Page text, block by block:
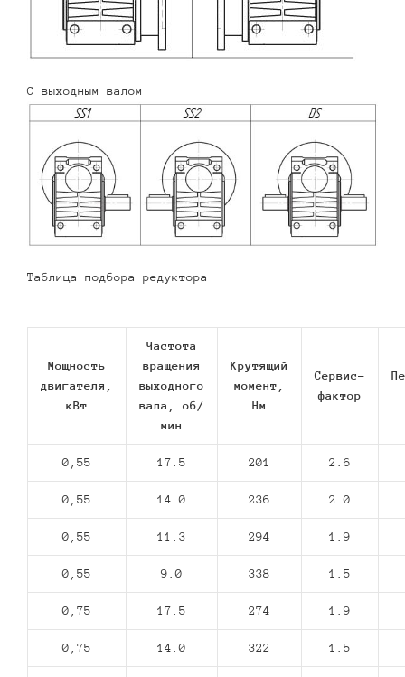
С выходным валом
Таблица подбора редуктора
Мощность
двигателя,
кВт
Частота
вращения
выходного
вала, об/
мин
Крутящий
момент,
Нм
Сервис-
фактор
0,55 17.5 201 2.6
0,55 14.0 236 2.0
0,55 11.3 294 1.9
0,55 9.0 338 1.5
0,75 17.5 274 1.9
0,75 14.0 322 1.5